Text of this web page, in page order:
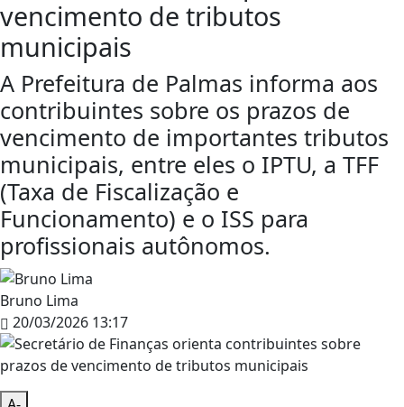
vencimento de tributos
municipais
A Prefeitura de Palmas informa aos
contribuintes sobre os prazos de
vencimento de importantes tributos
municipais, entre eles o IPTU, a TFF
(Taxa de Fiscalização e
Funcionamento) e o ISS para
profissionais autônomos.
Bruno Lima
20/03/2026 13:17